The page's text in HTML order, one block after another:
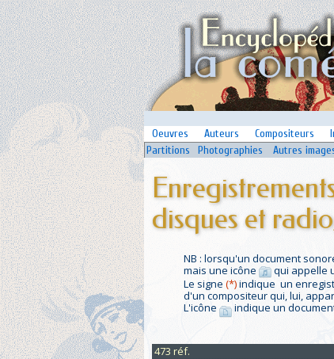
Oeuvres
Auteurs Compositeurs
Partitions
Photographies Autres
disques et
NB : lorsqu'un document
mais une icône
qui appelle
Le signe (*)indique un
d'un compositeur qui, lui,
L'icône
indique un
473 réf.